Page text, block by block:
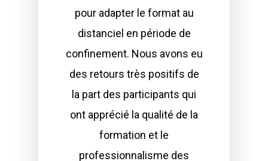
pour adapter le format au
distanciel en période de
confinement. Nous avons eu
des retours très positifs de
la part des participants qui
ont apprécié la qualité de la
formation et le
professionnalisme des